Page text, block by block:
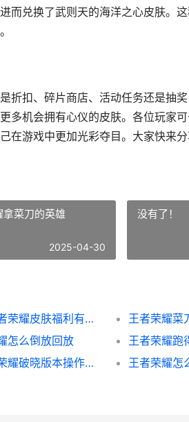
而兑换了武则天的海洋之心皮肤。
折扣、碎片商店、活动任务还是抽
多机会拥有心仪的皮肤。各位玩家
在游戏中更加光彩夺目。大家快来
菜刀的英雄
2025-04-30
没有了！
王者荣耀皮肤福利有什么 王者荣耀皮肤福利有什么好处
王者荣耀菜
怎么倒放回放
王者荣耀跑
王者荣耀破晓如何登录 王者荣耀破晓版本操作设置